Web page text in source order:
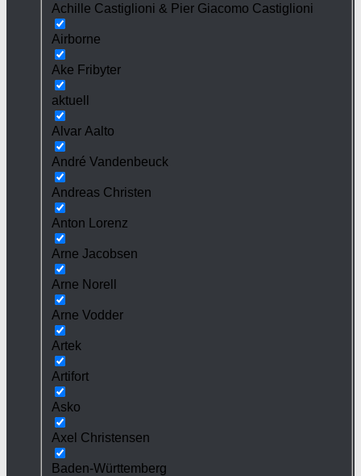
Achille Castiglioni & Pier Giacomo Castiglioni
Airborne
Ake Fribyter
aktuell
Alvar Aalto
André Vandenbeuck
Andreas Christen
Anton Lorenz
Arne Jacobsen
Arne Norell
Arne Vodder
Artek
Artifort
Asko
Axel Christensen
Baden-Württemberg